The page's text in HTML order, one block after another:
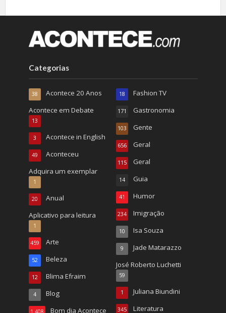
Categorias
Acontece 20 Anos
38
Acontece em Debate
13
Acontece in English
3
Aconteceu
49
Adquira um exemplar
1
Anual
20
Aplicativo para leitura
1
Arte
459
Beleza
52
Blima Efraim
12
Blog
4
Bom dia Acontece
1.408
Fashion TV
18
Gastronomia
171
Gente
103
Geral
656
Geral
115
Guia
14
Humor
41
Imigração
234
Isa Souza
10
Jade Matarazzo
9
José Roberto Luchetti
59
Juliana Biundini
1
Literatura
345